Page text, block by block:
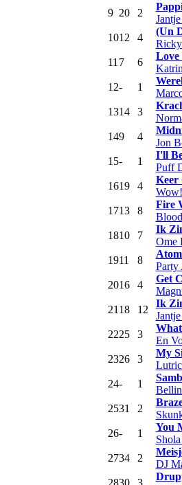
9 20 2
1012 4
(Un
11 7 6
Love
12- 1
1314 3
149 4
Jon
15- 1
I'll
Puff
1619 4
Keer
Wow!
1713 8
Fire
1810 7
Ik
Ome
1911 8
Party
2016 4
Get
21 18 12
Ik
2225 3
En
2326 3
My
24- 1
2531 2
26- 1
You
2734 2
DJ
2830 3